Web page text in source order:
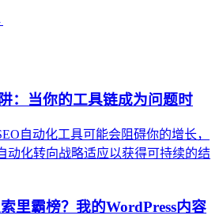
：当你的工具链成为问题时
自动化工具可能会阻碍你的增长，
动化转向战略适应以获得可持续的结
里霸榜？我的WordPress内容